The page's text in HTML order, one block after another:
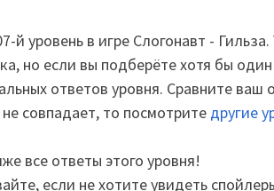
й уровень в игре Слогонавт -
но если вы подберёте хотя бы
ответов уровня. Сравните ваш
совпадает, то посмотрите другие
все ответы этого уровня!
если не хотите увидеть